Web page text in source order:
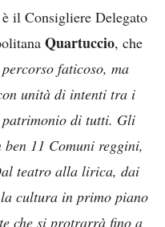
il Consigliere Delegato
Quartuccio, che
faticoso, ma
unità di intenti tra i
di tutti. Gli
11 Comuni reggini,
teatro alla lirica, dai
cultura in primo piano
che si protrarrà fino a